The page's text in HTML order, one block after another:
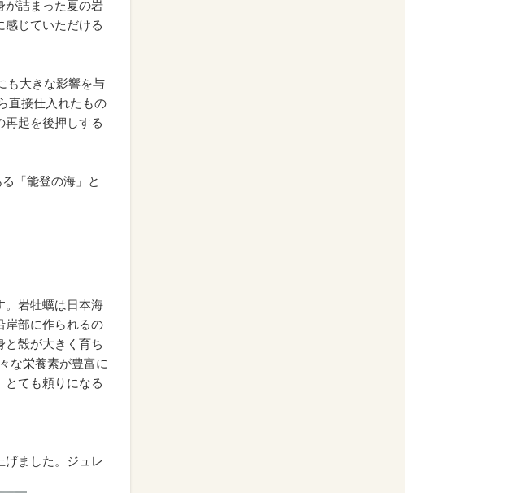
が詰まった夏の岩
じていただける
も大きな影響を与
直接仕入れたもの
再起を後押しする
「能登の海」と
。岩牡蠣は日本海
岸部に作られるの
と殻が大きく育ち
な栄養素が豊富に
ても頼りになる
ました。ジュレ